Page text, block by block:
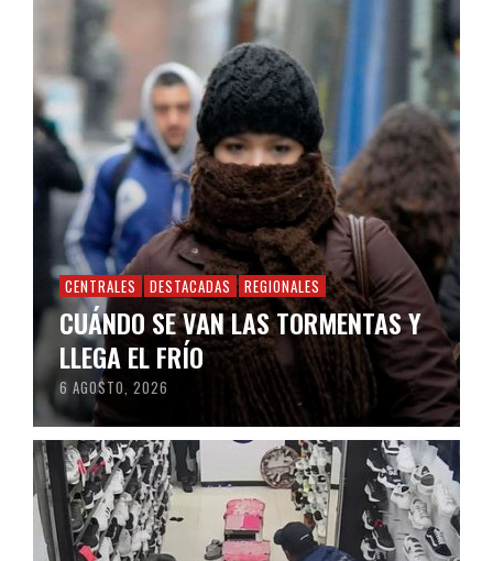
CENTRALES DESTACADAS REGIONALES
CUÁNDO SE VAN LAS TORMENTAS Y
LLEGA EL FRÍO
6 AGOSTO, 2026